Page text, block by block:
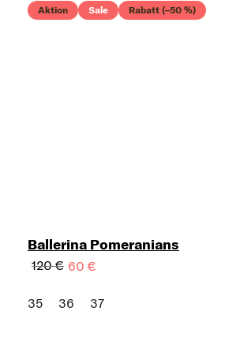
Aktion Sale Rabatt (–50 %)
Ballerina Pomeranians
120 € 60 €
35 36 37